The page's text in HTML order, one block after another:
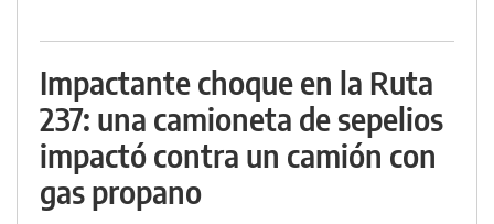
Impactante choque en la Ruta
237: una camioneta de sepelios
impactó contra un camión con
gas propano